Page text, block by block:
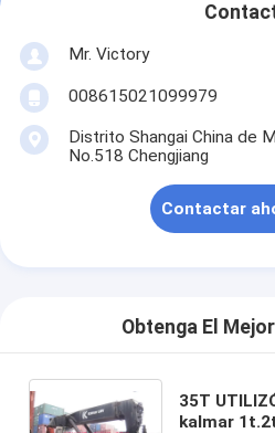
Mr. Victory
008615021099979
Distrito Shangai China de
No.518 Chengjiang
Contactar
Obtenga El
35T
kalmar